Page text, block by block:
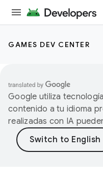
GAMES DEV CENTER
Google utiliza
contenido a tu idioma
realizadas con IA